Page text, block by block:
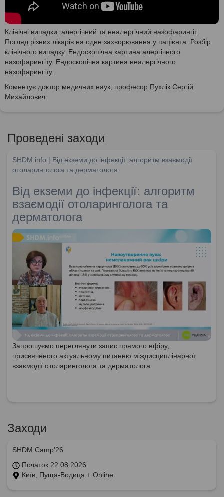
Клінічні випадки: алергічний та неалергічний назофарингіт.
Погляд різних лікарів на одне захворювання у пацієнта. Розбір
клінічного випадку. Ендоскопічна картина алергічного
назофарингіту. Ендоскопічна картина неалергічного
назофарингіту.
Коментує доктор медичних наук, професор Пухлік Сергій
Михайлович
Проведені заходи
SHDM.info | Від екземи до інфекції: алгоритм взаємодії
отоларинголога та дерматолога
Від екземи до інфекції: алгоритм
взаємодії отоларинголога та
дерматолога
Запрошуємо переглянути запис прямого ефіру,
присвяченого актуальному питанню міждисциплінарної
взаємодії отоларинголога та дерматолога.
Заходи
SHDM.Camp’26
Початок 22.08.2026
Київ, Пуща-Водиця + Online